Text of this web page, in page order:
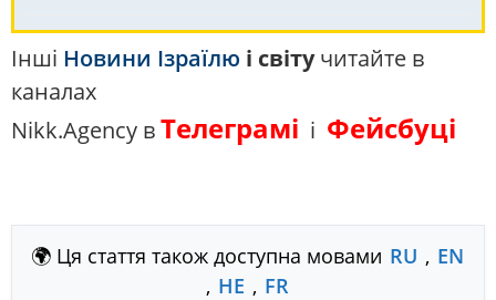
Інші Новини Ізраїлю і світучитайте в
каналах
Nikk.Agency вТелеграмі і Фейсбуці
🌍 Ця стаття також доступна мовами RU , EN
, HE , FR